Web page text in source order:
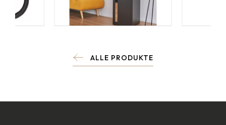
ALLE PRODUKTE